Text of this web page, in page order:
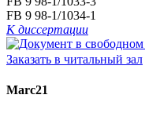
FB 9 98-1/1034-1
К диссертации
Заказать в читальный зал
Marc21